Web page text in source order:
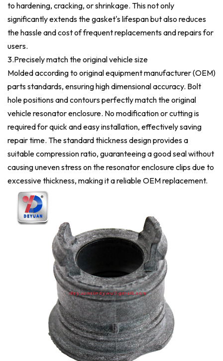
to hardening, cracking, or shrinkage. This not only
significantly extends the gasket's lifespan but also reduces
the hassle and cost of frequent replacements and repairs for
users.
3.Precisely match the original vehicle size
Molded according to original equipment manufacturer (OEM)
parts standards, ensuring high dimensional accuracy. Bolt
hole positions and contours perfectly match the original
vehicle resonator enclosure. No modification or cutting is
required for quick and easy installation, effectively saving
repair time. The standard thickness design provides a
suitable compression ratio, guaranteeing a good seal without
causing uneven stress on the resonator enclosure clips due to
excessive thickness, making it a reliable OEM replacement.